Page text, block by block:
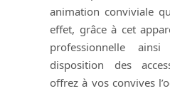
animation conviviale
effet, grâce à cet
professionnelle
disposition des
offrez à vos convives